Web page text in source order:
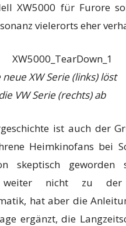
XW5000 für Furore
vielerorts eher
neue XW Serie (links) löst
VW Serie (rechts) ab
ist auch der
Heimkinofans bei
skeptisch geworden
weiter nicht zu
hat aber die
ergänzt, die